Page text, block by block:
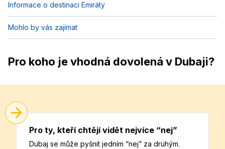
Informace o destinaci Emiráty
Mohlo by vás zajímat
Pro koho je vhodná dovolená v Dubaji?
Pro ty, kteří chtějí vidět nejvíce “nej”
Dubaj se může pyšnit jedním “nej” za druhým.